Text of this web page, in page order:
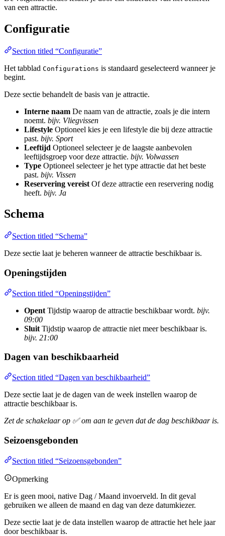
van een attractie.
Configuratie
Section titled “Configuratie”
Het tabblad Configurations is standaard geselecteerd wanneer je
begint.
Deze sectie behandelt de basis van je attractie.
Interne naam De naam van de attractie, zoals je die intern
noemt. bijv. Vliegvissen
Lifestyle Optioneel kies je een lifestyle die bij deze attractie
past. bijv. Sport
Leeftijd Optioneel selecteer je de laagste aanbevolen
leeftijdsgroep voor deze attractie. bijv. Volwassen
Type Optioneel selecteer je het type attractie dat het beste
past. bijv. Vissen
Reservering vereist Of deze attractie een reservering nodig
heeft. bijv. Ja
Schema
Section titled “Schema”
Deze sectie laat je beheren wanneer de attractie beschikbaar is.
Openingstijden
Section titled “Openingstijden”
Opent Tijdstip waarop de attractie beschikbaar wordt. bijv.
09:00
Sluit Tijdstip waarop de attractie niet meer beschikbaar is.
bijv. 21:00
Dagen van beschikbaarheid
Section titled “Dagen van beschikbaarheid”
Deze sectie laat je de dagen van de week instellen waarop de
attractie beschikbaar is.
Zet de schakelaar op ✅ om aan te geven dat de dag beschikbaar is.
Seizoensgebonden
Section titled “Seizoensgebonden”
Opmerking
Er is geen mooi, native Dag / Maand invoerveld. In dit geval
gebruiken we alleen de maand en dag van deze datumkiezer.
Deze sectie laat je de data instellen waarop de attractie het hele jaar
door beschikbaar is.